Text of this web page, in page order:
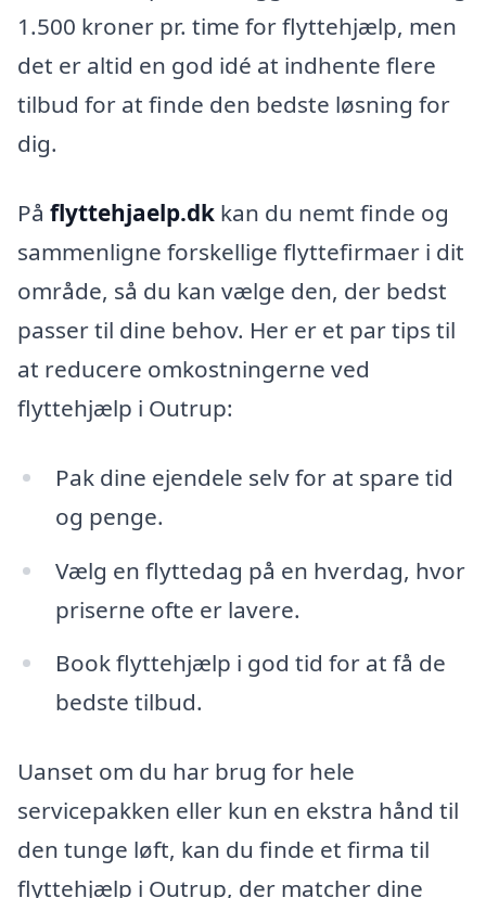
1.500 kroner pr. time for flyttehjælp, men
det er altid en god idé at indhente flere
tilbud for at finde den bedste løsning for
dig.
På flyttehjaelp.dk kan du nemt finde og
sammenligne forskellige flyttefirmaer i dit
område, så du kan vælge den, der bedst
passer til dine behov. Her er et par tips til
at reducere omkostningerne ved
flyttehjælp i Outrup:
Pak dine ejendele selv for at spare tid
og penge.
Vælg en flyttedag på en hverdag, hvor
priserne ofte er lavere.
Book flyttehjælp i god tid for at få de
bedste tilbud.
Uanset om du har brug for hele
servicepakken eller kun en ekstra hånd til
den tunge løft, kan du finde et firma til
flyttehjælp i Outrup, der matcher dine